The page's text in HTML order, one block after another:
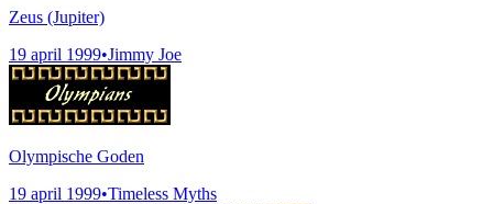
Zeus (Jupiter)
19 april 1999•Jimmy Joe
Olympische Goden
19 april 1999•Timeless Myths